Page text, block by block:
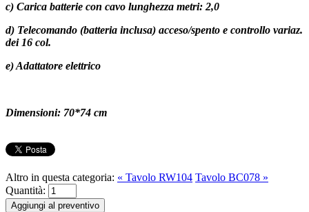
c) Carica batterie con cavo lunghezza metri: 2,0
d) Telecomando (batteria inclusa) acceso/spento e controllo variaz.
dei 16 col.
e) Adattatore elettrico
Dimensioni: 70*74 cm
Altro in questa categoria: « Tavolo RW104 Tavolo BC078 »
Quantità: